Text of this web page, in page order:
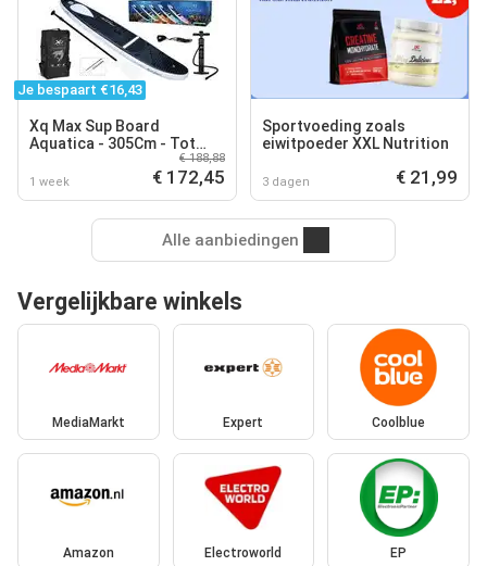
Je bespaart €16,43
Xq Max Sup Board
Aquatica - 305Cm - Tot
1 week
€ 188,88
€ 172,45
Sportvoeding zoals
eiwitpoeder XXL Nutrition
3 dagen € 21,99
Alle aanbiedingen
Vergelijkbare winkels
MediaMarkt Expert Coolblue
Amazon Electroworld EP